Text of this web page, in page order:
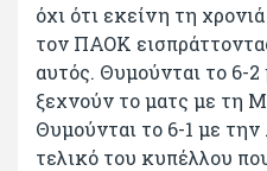
όχι ότι εκείνη τη
τον ΠΑΟΚ
αυτός. Θυμούνται το 6-
ξεχνούν το ματς με τη
Θυμούνται το 6-1 με
τελικό του κυπέλλου